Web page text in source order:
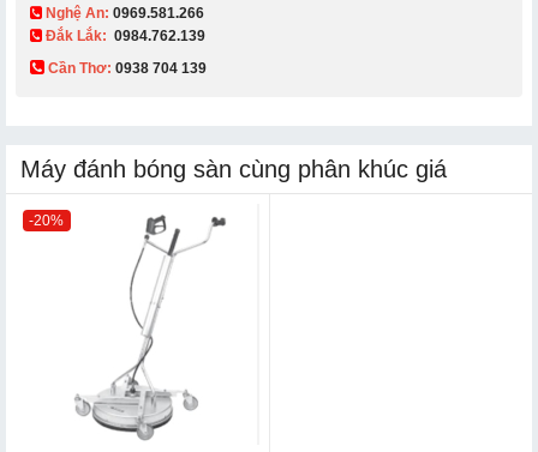
Nghệ An: 0969.581.266
Đắk Lắk: 0984.762.139
Cần Thơ: 0938 704 139​
Máy đánh bóng sàn cùng phân khúc giá
-20%